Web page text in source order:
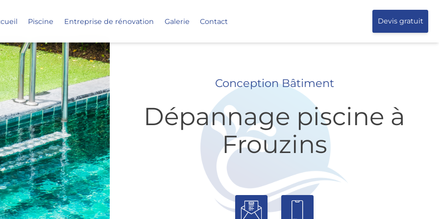
Piscine Entreprise de rénovation Galerie Contact Devis gratuit
Conception Bâtiment
Dépannage piscine à
Frouzins